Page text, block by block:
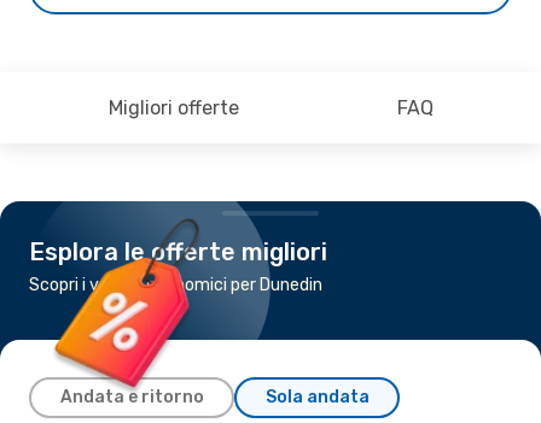
Migliori offerte FAQ
Esplora le offerte migliori
Scopri i voli più economici per Dunedin
Andata e ritorno Sola andata